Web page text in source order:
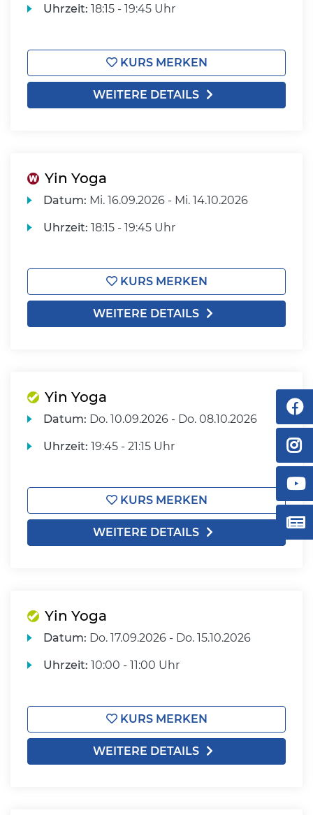
Uhrzeit: 18:15 - 19:45 Uhr
KURS MERKEN
WEITERE DETAILS
Yin Yoga
Datum: Mi. 16.09.2026 - Mi. 14.10.2026
Uhrzeit: 18:15 - 19:45 Uhr
KURS MERKEN
WEITERE DETAILS
Yin Yoga
Datum: Do. 10.09.2026 - Do. 08.10.2026
Uhrzeit: 19:45 - 21:15 Uhr
KURS MERKEN
WEITERE DETAILS
Yin Yoga
Datum: Do. 17.09.2026 - Do. 15.10.2026
Uhrzeit: 10:00 - 11:00 Uhr
KURS MERKEN
WEITERE DETAILS